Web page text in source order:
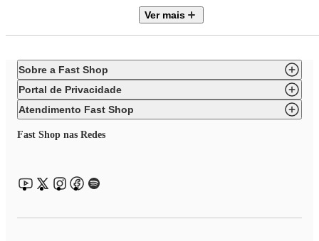
• Chapa com abertura de 180°;
• Luz indicadora de funcionamento;
• Luz indicadora de aquecimento;
• Placas com revestimento com antiaderente;
• Tamanho da Placa: 22cm x 14 cm;
• Base antiderrapante;
Ver mais
Sobre a Fast Shop
Portal de Privacidade
Atendimento Fast Shop
Fast Shop nas Redes